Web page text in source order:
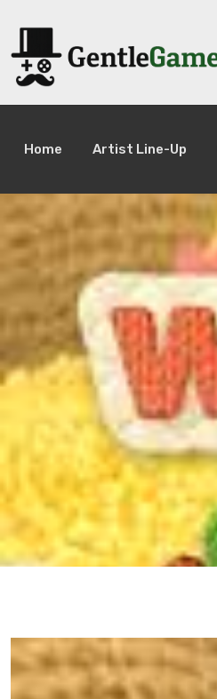
Home Artist Line-Up